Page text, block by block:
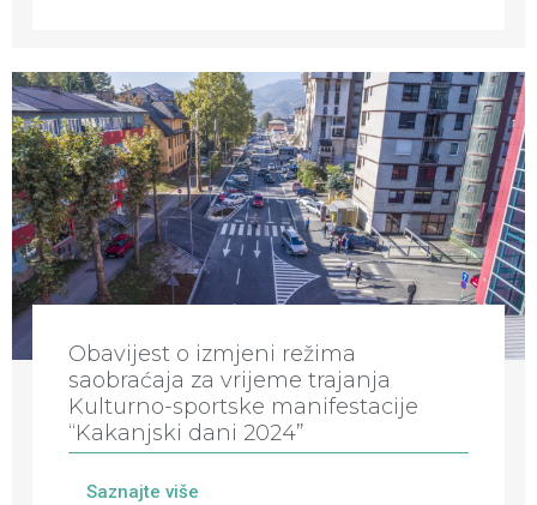
Obavijest o izmjeni režima
saobraćaja za vrijeme trajanja
Kulturno-sportske manifestacije
“Kakanjski dani 2024”
Saznajte više